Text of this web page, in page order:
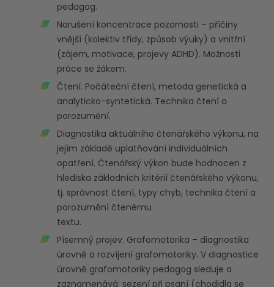
pedagog.
Narušení koncentrace pozornosti – příčiny
vnější (kolektiv třídy, způsob výuky) a vnitřní
(zájem, motivace, projevy ADHD). Možnosti
práce se žákem.
Čtení. Počáteční čtení, metoda genetická a
analyticko-syntetická. Technika čtení a
porozumění.
Diagnostika aktuálního čtenářského výkonu, na
jejím základě uplatňování individuálních
opatření. Čtenářský výkon bude hodnocen z
hlediska základních kritérií čtenářského výkonu,
tj. správnost čtení, typy chyb, technika čtení a
porozumění čtenému
Písemný projev. Grafomotorika – diagnostika
úrovně a rozvíjení grafomotoriky. V diagnostice
úrovně grafomotoriky pedagog sleduje a
zaznamenává: sezení při psaní (chodidla se